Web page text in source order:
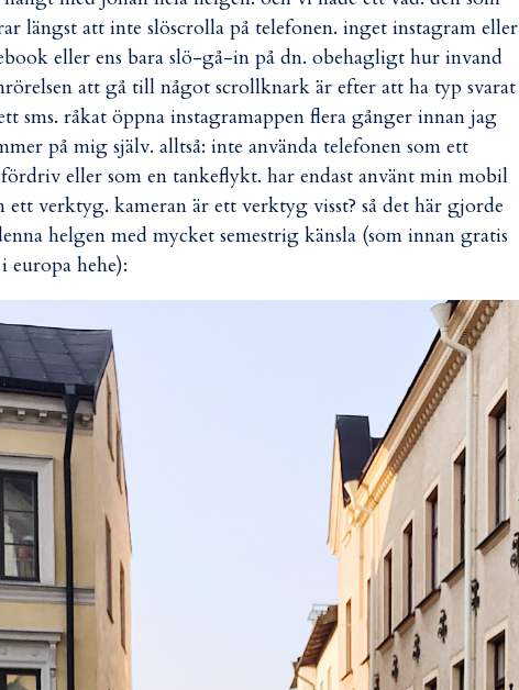
längst att inte slöscrolla på telefonen. inget instagram eller
eller ens bara slö-gå-in på dn. obehagligt hur invand
att gå till något scrollknark är efter att ha typ svarat
sms. råkat öppna instagramappen flera gånger innan jag
på mig själv. alltså: inte använda telefonen som ett
eller som en tankeflykt. har endast använt min mobil
ett verktyg. kameran är ett verktyg visst? så det här gjorde
helgen med mycket semestrig känsla (som innan gratis
europa hehe):